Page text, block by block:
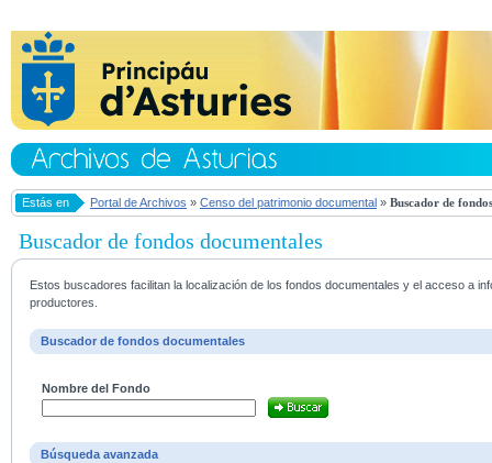
Estás en Portal de Archivos » Censo del patrimonio documental » Buscador de
Buscador de fondos documentales
Estos buscadores facilitan la localización de los fondos documentales y el acceso a
productores.
Buscador de fondos documentales
Nombre del Fondo
Búsqueda avanzada